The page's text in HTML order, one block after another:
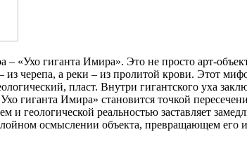
– «Ухо гиганта Имира». Это не просто арт-
черепа, а реки – из пролитой крови. Этот
пласт. Внутри гигантского уха
гиганта Имира» становится точкой
геологической реальностью заставляет
осмыслении объекта, превращающем его